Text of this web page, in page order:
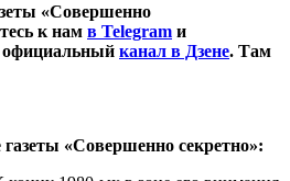
«Совершенно
к нам в Telegram и
официальный канал в Дзене. Там
«Совершенно секретно»: